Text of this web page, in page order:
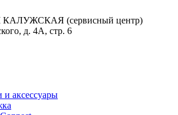
(сервисный центр)
д. 4А, стр. 6
и аксессуары